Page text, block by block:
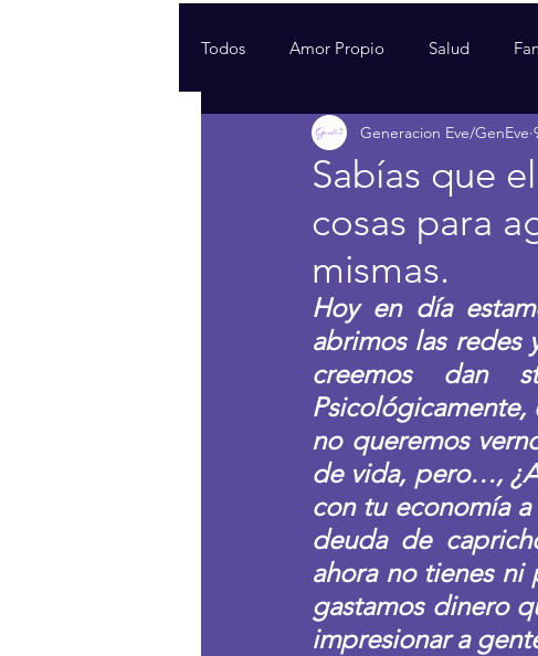
Todos Amor Propio Salud
Sabías que
cosas para
mismas.
Generacion Eve/GenEve
Hoy en día
abrimos las redes
creemos dan
Psicológicamente,
no queremos
de vida, pero…,
con tu economía
deuda de
ahora no tienes ni
gastamos dinero
impresionar a